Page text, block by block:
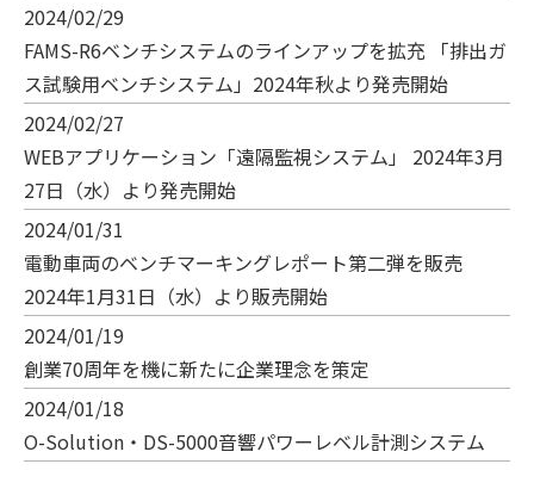
2024/02/29
FAMS-R6ベンチシステムのラインアップを拡充 「排出ガ
ス試験用ベンチシステム」2024年秋より発売開始
2024/02/27
WEBアプリケーション「遠隔監視システム」 2024年3月
27日（水）より発売開始
2024/01/31
電動車両のベンチマーキングレポート第二弾を販売
2024年1月31日（水）より販売開始
2024/01/19
創業70周年を機に新たに企業理念を策定
2024/01/18
O-Solution・DS-5000音響パワーレベル計測システム